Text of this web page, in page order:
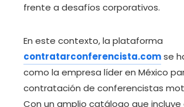
frente a desafíos corporativos.
En este contexto, la plataforma
contratarconferencista.comse
como la empresa líder en México
contratación de conferencistas
Con un amplio catálogo que